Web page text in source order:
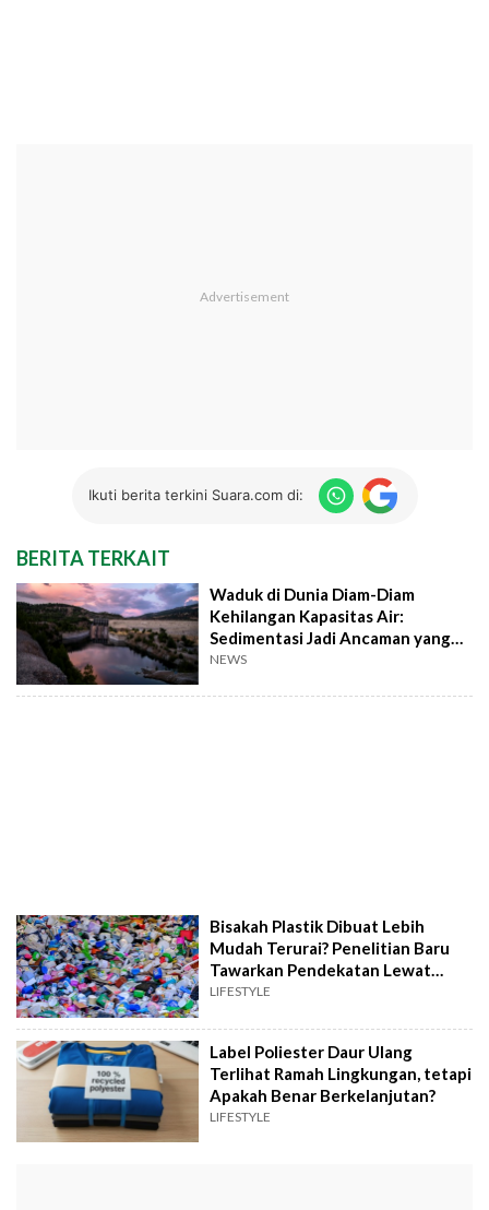
Ikuti berita terkini Suara.com di:
BERITA TERKAIT
Waduk di Dunia Diam-Diam
Kehilangan Kapasitas Air:
Sedimentasi Jadi Ancaman yang
Sering Terabaikan
NEWS
Bisakah Plastik Dibuat Lebih
Mudah Terurai? Penelitian Baru
Tawarkan Pendekatan Lewat
Upcycling
LIFESTYLE
Label Poliester Daur Ulang
Terlihat Ramah Lingkungan, tetapi
Apakah Benar Berkelanjutan?
LIFESTYLE